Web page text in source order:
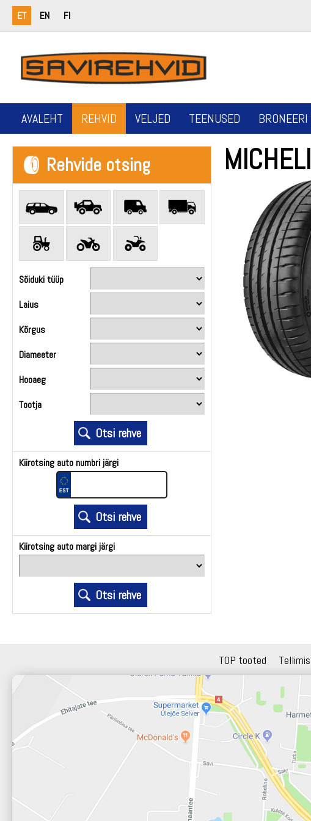
ET EN FI
AVALEHT REHVID VELJED TEENUSED
Rehvide otsing
Sõiduki tüüp
Laius
Kõrgus
Diameeter
Hooaeg
Tootja
Kiirotsing auto numbri järgi
Kiirotsing auto margi järgi
TOP tooted